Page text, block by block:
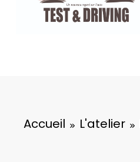
Accueil L'atelier